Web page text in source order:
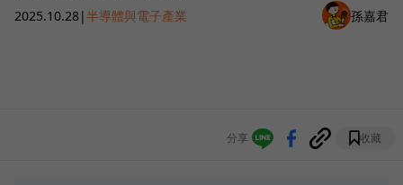
2025.10.28|半導體與電子產業 孫嘉君
分享 收藏